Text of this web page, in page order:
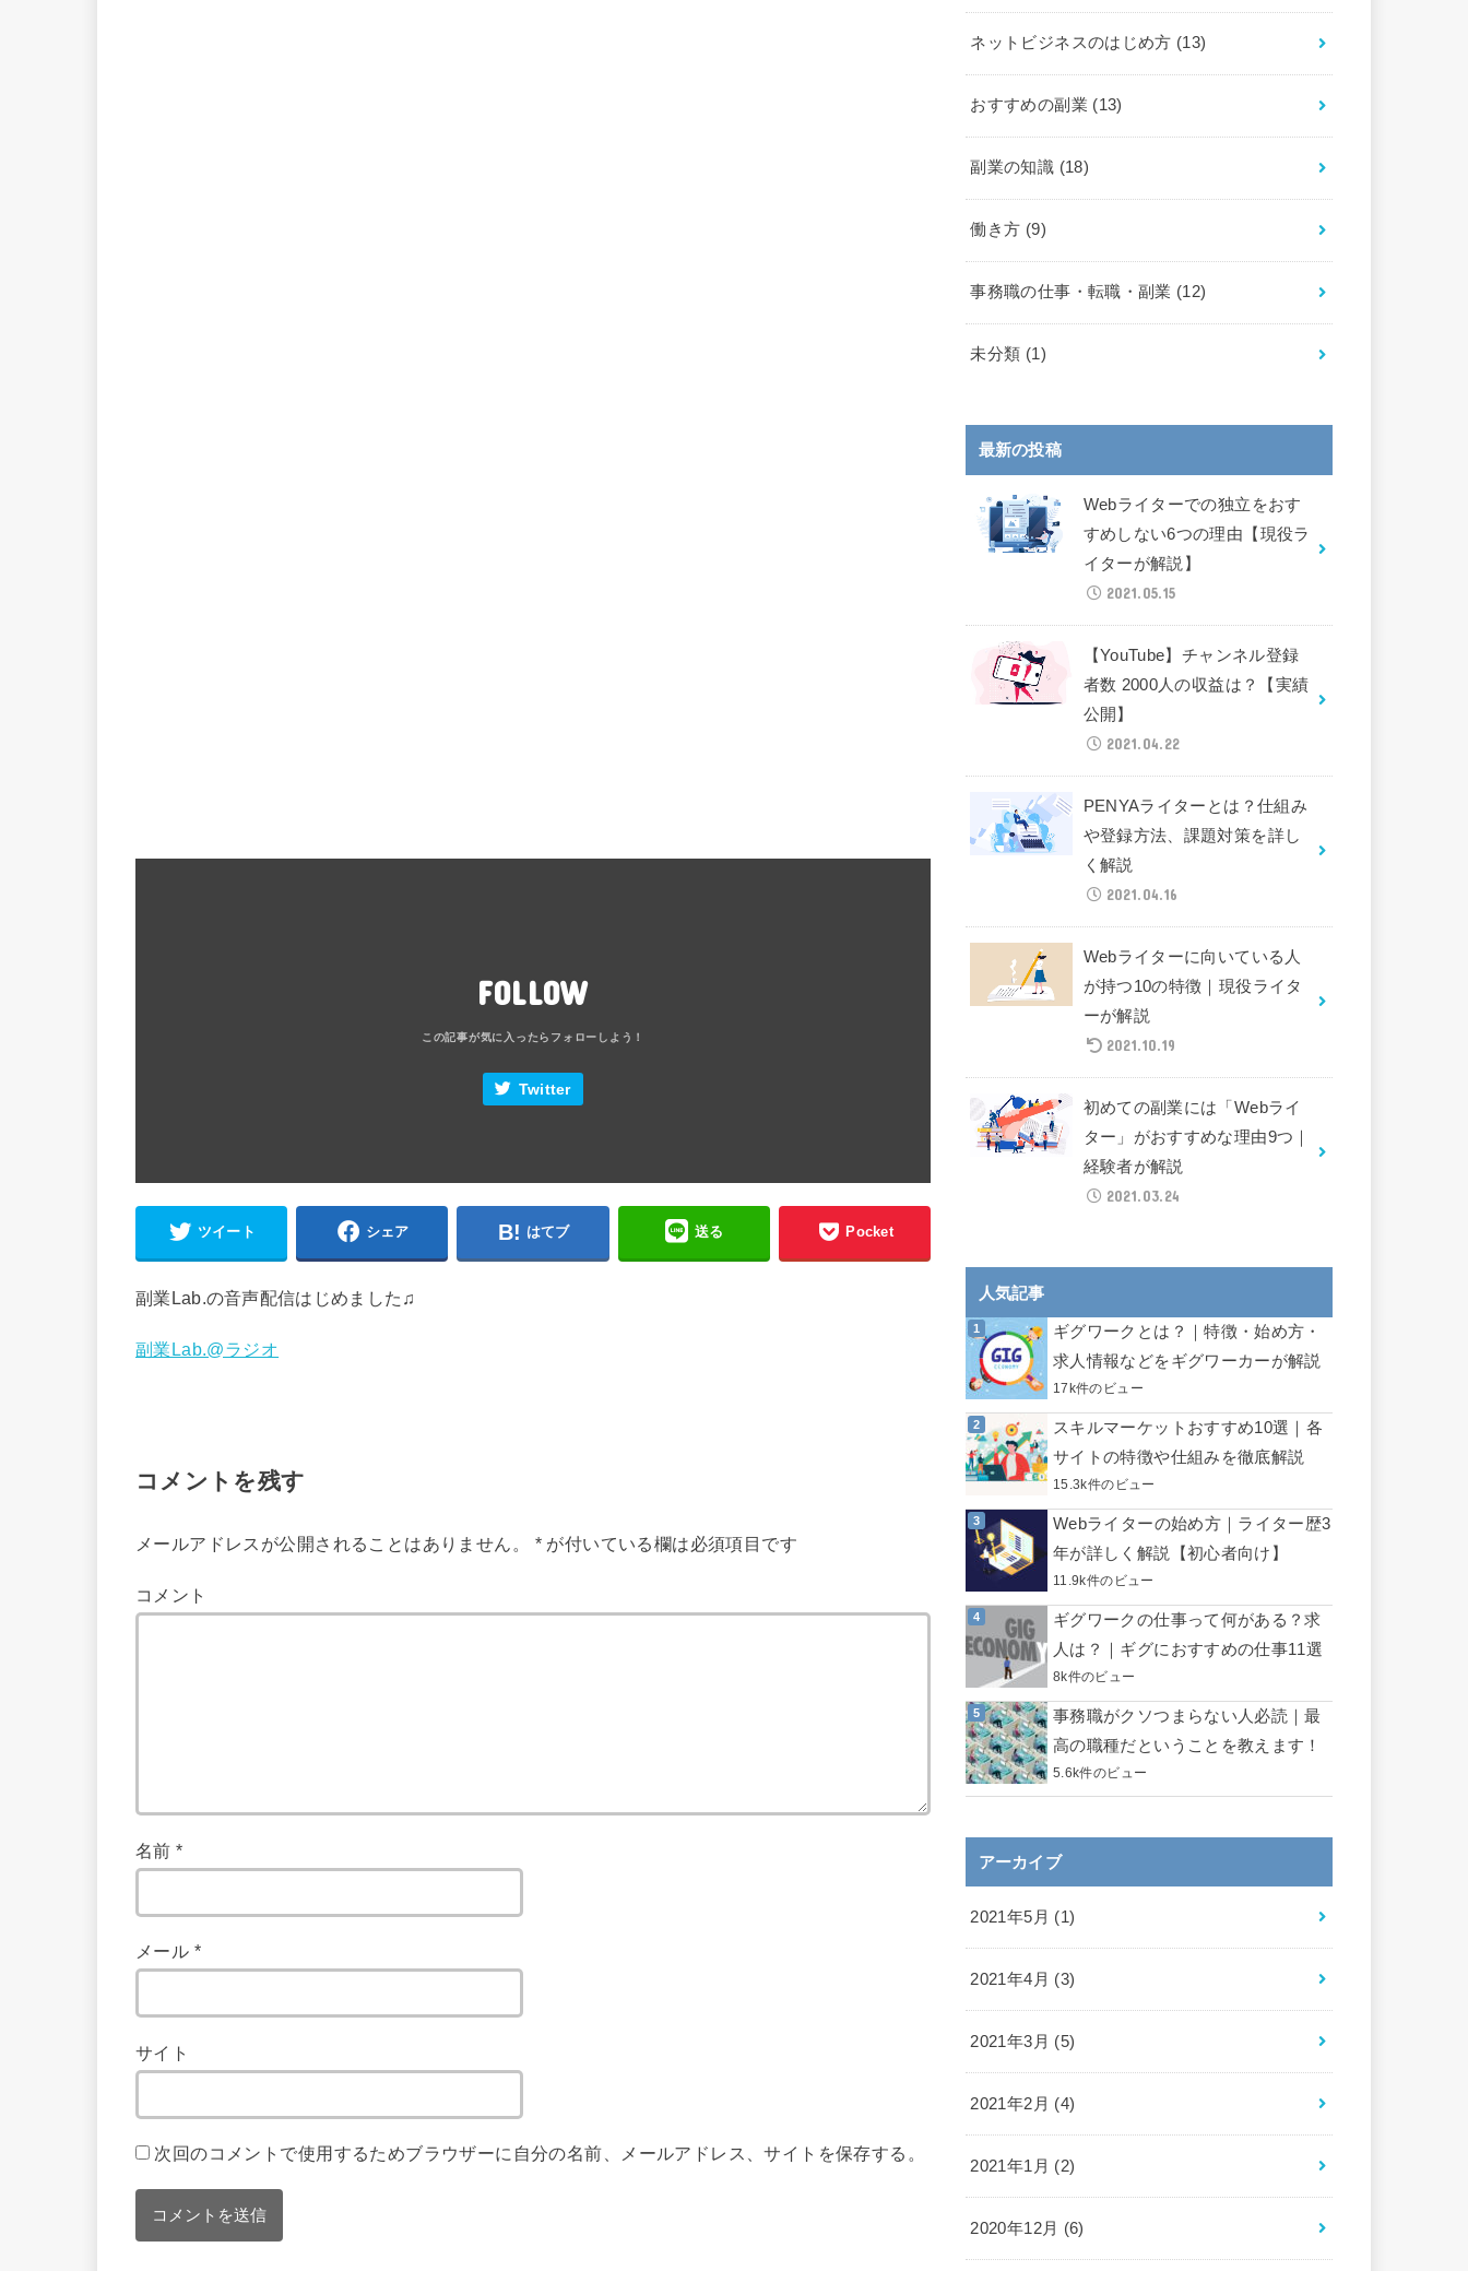
FOLLOW
Twitter
ツイート シェア はてブ 送る Pocket
副業Lab.の音声配信はじめました♫
副業Lab.@ラジオ
コメントを残す
メールアドレスが公開されることはありません。 *が付いている欄は必須項目です
コメント
名前*
メール *
サイト
次回のコメントで使用するためブラウザーに自分の名前、メールアドレス、サイトを保存する。
ネットビジネスのはじめ方 (13)
おすすめの副業 (13)
副業の知識 (18)
働き方 (9)
事務職の仕事・転職・副業 (12)
未分類 (1)
最新の投稿
Webライターでの独立をおす
すめしない6つの理由【現役ラ
イターが解説】
2021.05.15
【YouTube】チャンネル登録
者数 2000人の収益は？【実績
公開】
2021.04.22
PENYAライターとは？仕組み
や登録方法、課題対策を詳し
く解説
2021.04.16
Webライターに向いている人
が持つ10の特徴｜現役ライタ
ーが解説
2021.10.19
初めての副業には「Webライ
ター」がおすすめな理由9つ｜
経験者が解説
2021.03.24
人気記事
ギグワークとは？｜特徴・始め方・
求人情報などをギグワーカーが解説
17k件のビュー
スキルマーケットおすすめ10選｜各
サイトの特徴や仕組みを徹底解説
15.3k件のビュー
Webライターの始め方｜ライター歴3
年が詳しく解説【初心者向け】
11.9k件のビュー
ギグワークの仕事って何がある？求
人は？｜ギグにおすすめの仕事11選
8k件のビュー
事務職がクソつまらない人必読｜最
高の職種だということを教えます！
5.6k件のビュー
アーカイブ
2021年5月 (1)
2021年4月 (3)
2021年3月 (5)
2021年2月 (4)
2021年1月 (2)
2020年12月 (6)